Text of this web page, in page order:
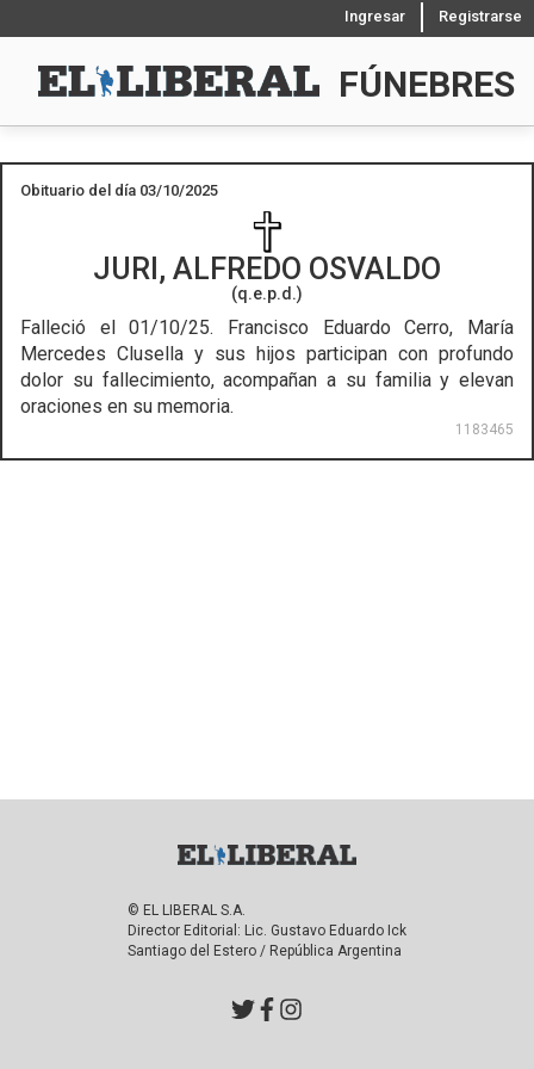
Ingresar Registrarse
FÚNEBRES
Obituario del día 03/10/2025
JURI, ALFREDO OSVALDO
(q.e.p.d.)
Falleció el 01/10/25. Francisco Eduardo Cerro, María
Mercedes Clusella y sus hijos participan con profundo
dolor su fallecimiento, acompañan a su familia y elevan
oraciones en su memoria.
1183465
© EL LIBERAL S.A.
Director Editorial: Lic. Gustavo Eduardo Ick
Santiago del Estero / República Argentina